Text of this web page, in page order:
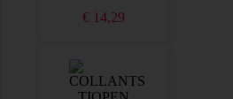
€ 14,29